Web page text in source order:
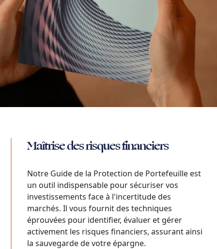
Maîtrise des risques financiers
Notre Guide de la Protection de Portefeuille est
un outil indispensable pour sécuriser vos
investissements face à l'incertitude des
marchés. Il vous fournit des techniques
éprouvées pour identifier, évaluer et gérer
activement les risques financiers, assurant ainsi
la sauvegarde de votre épargne.